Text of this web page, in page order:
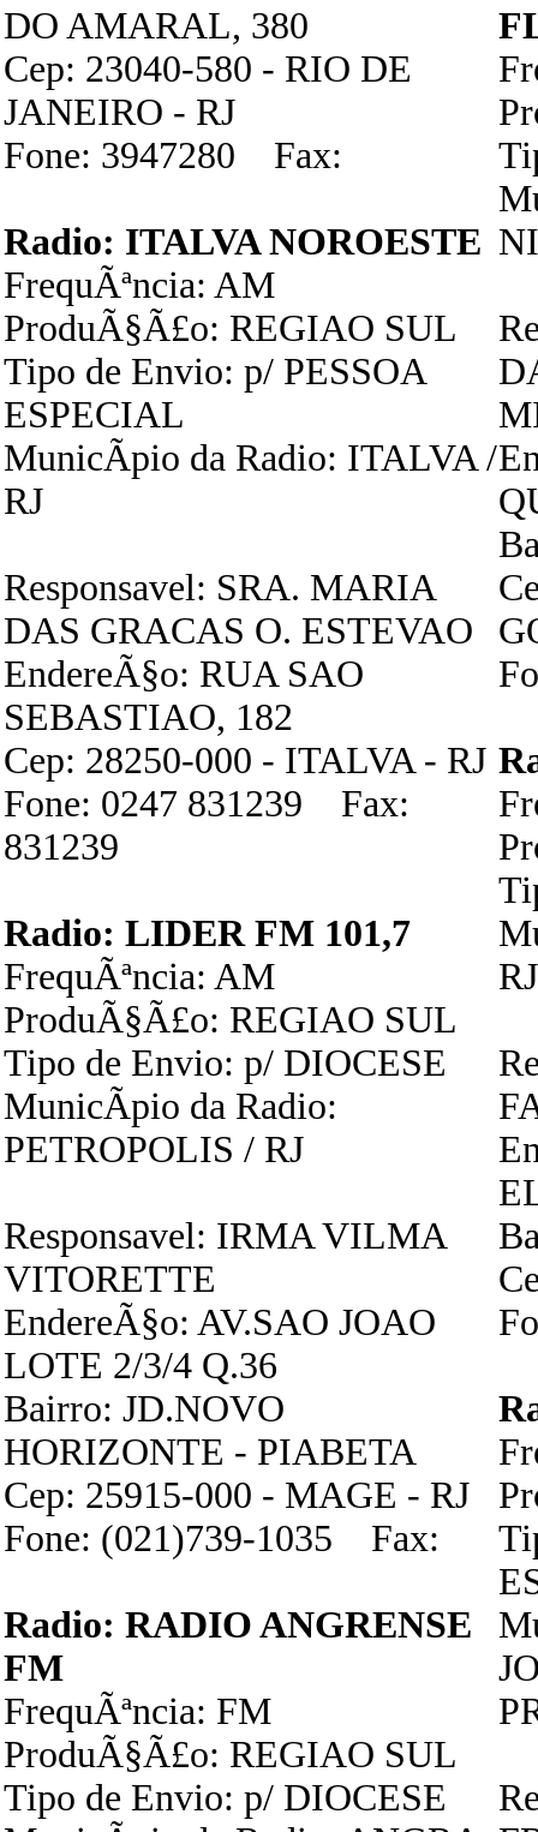
DO AMARAL, 380
Cep: 23040-580 - RIO DE
JANEIRO - RJ
Fone: 3947280 Fax:
Radio: ITALVA NOROESTE
FrequÃªncia: AM
ProduÃ§Ã£o: REGIAO SUL
Tipo de Envio: p/ PESSOA
ESPECIAL
MunicÃ­pio da Radio: ITALVA /
RJ
Responsavel: SRA. MARIA
DAS GRACAS O. ESTEVAO
EndereÃ§o: RUA SAO
SEBASTIAO, 182
Cep: 28250-000 - ITALVA - RJ
Fone: 0247 831239 Fax:
831239
Radio: LIDER FM 101,7
FrequÃªncia: AM
ProduÃ§Ã£o: REGIAO SUL
Tipo de Envio: p/ DIOCESE
MunicÃ­pio da Radio:
PETROPOLIS / RJ
Responsavel: IRMA VILMA
VITORETTE
EndereÃ§o: AV.SAO JOAO
LOTE 2/3/4 Q.36
Bairro: JD.NOVO
HORIZONTE - PIABETA
Cep: 25915-000 - MAGE - RJ
Fone: (021)739-1035 Fax:
Radio: RADIO ANGRENSE
FM
FrequÃªncia: FM
ProduÃ§Ã£o: REGIAO SUL
Tipo de Envio: p/ DIOCESE
RJ